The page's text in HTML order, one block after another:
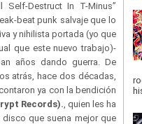
Destruct In T-Minus”
beat punk salvaje que lo
y nihilista portada (yo que
que este nuevo trabajo)-
años dando guerra. De
atrás, hace dos décadas,
ya con la bendición
Records)., quien les ha
que suena mejor que